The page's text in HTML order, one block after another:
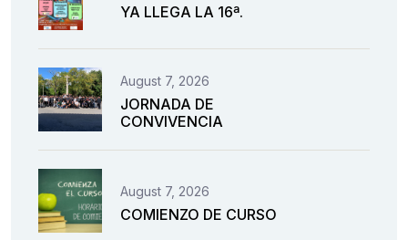
YA LLEGA LA 16ª.
August 7, 2026
JORNADA DE
CONVIVENCIA
August 7, 2026
COMIENZO DE CURSO